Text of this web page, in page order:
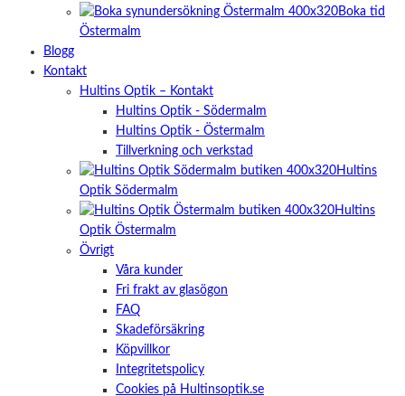
Boka tid
Östermalm
Blogg
Kontakt
Hultins Optik – Kontakt
Hultins Optik - Södermalm
Hultins Optik - Östermalm
Tillverkning och verkstad
Hultins
Optik Södermalm
Hultins
Optik Östermalm
Övrigt
Våra kunder
Fri frakt av glasögon
FAQ
Skadeförsäkring
Köpvillkor
Integritetspolicy
Cookies på Hultinsoptik.se